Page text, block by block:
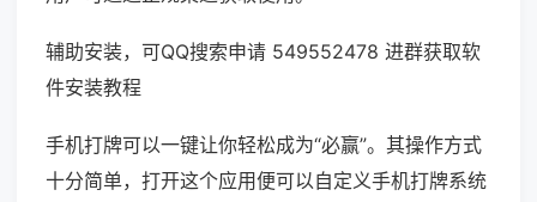
辅助安装，可QQ搜索申请 549552478 进群获取软
件安装教程
手机打牌可以一键让你轻松成为“必赢”。其操作方式
十分简单，打开这个应用便可以自定义手机打牌系统